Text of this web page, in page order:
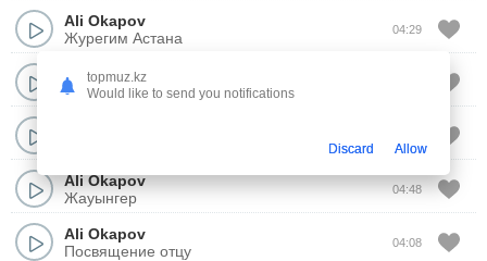
Ali Okapov
Журегим Астана
04:29
Ali Okapov
Не деген кыз
Ali Okapov
Жауынгер
04:48
Ali Okapov
Посвящение отцу
04:08
topmuz.kz
Would like to send you notifications
Discard Allow